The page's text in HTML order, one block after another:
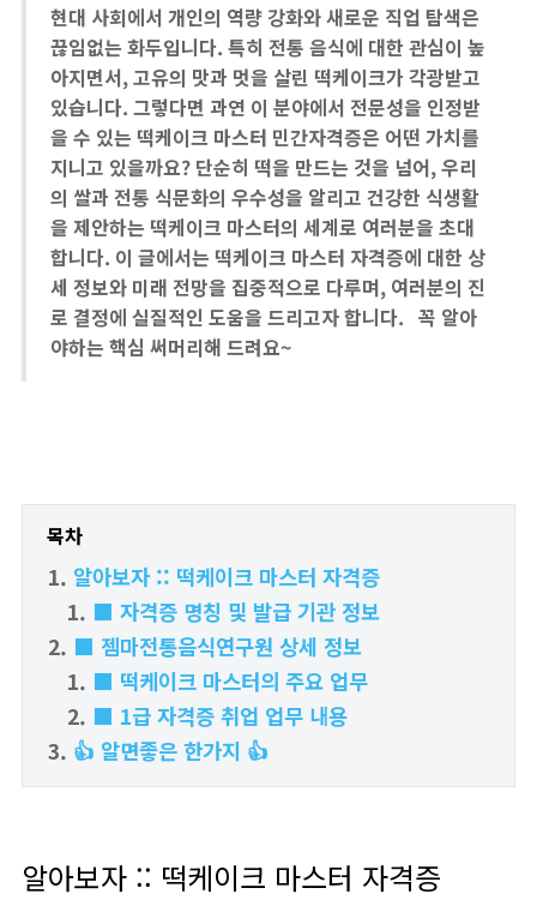
현대 사회에서 개인의 역량 강화와 새로운 직업 탐색은
끊임없는 화두입니다. 특히 전통 음식에 대한 관심이 높
아지면서, 고유의 맛과 멋을 살린 떡케이크가 각광받고
있습니다. 그렇다면 과연 이 분야에서 전문성을 인정받
을 수 있는 떡케이크 마스터 민간자격증은 어떤 가치를
지니고 있을까요? 단순히 떡을 만드는 것을 넘어, 우리
의 쌀과 전통 식문화의 우수성을 알리고 건강한 식생활
을 제안하는 떡케이크 마스터의 세계로 여러분을 초대
합니다. 이 글에서는 떡케이크 마스터 자격증에 대한 상
세 정보와 미래 전망을 집중적으로 다루며, 여러분의 진
로 결정에 실질적인 도움을 드리고자 합니다. 꼭 알아
야하는 핵심 써머리해 드려요~
목차
알아보자 :: 떡케이크 마스터 자격증
■ 자격증 명칭 및 발급 기관 정보
■ 젬마전통음식연구원 상세 정보
■ 떡케이크 마스터의 주요 업무
■ 1급 자격증 취업 업무 내용
👍 알면좋은 한가지 👍
알아보자 :: 떡케이크 마스터 자격증